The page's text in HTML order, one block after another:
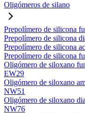
Oligómeros de silano
Prepolímero de silicona
Prepolímero de silicona
Prepolímero de silicona
Prepolímero de silicona
Oligómero de siloxano
EW29
Oligómero de siloxano
NW51
Oligómero de siloxano
NW76